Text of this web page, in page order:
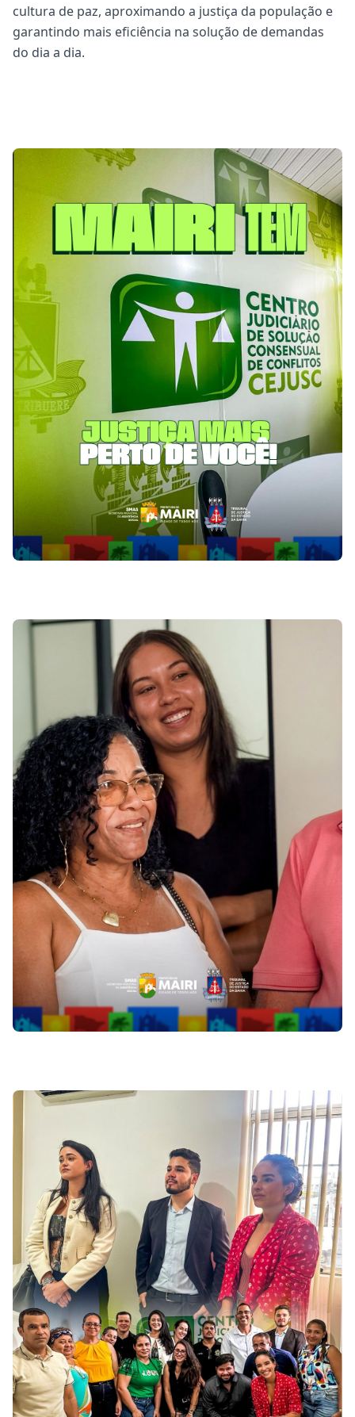
cultura de paz, aproximando a justiça da população e
garantindo mais eficiência na solução de demandas
do dia a dia.